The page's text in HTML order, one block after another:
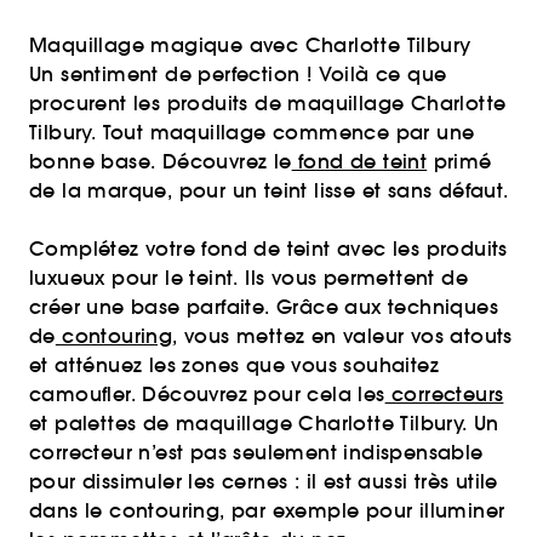
Maquillage magique avec Charlotte Tilbury
Un sentiment de perfection ! Voilà ce que
procurent les produits de maquillage Charlotte
Tilbury. Tout maquillage commence par une
bonne base. Découvrez le fond de teint primé
de la marque, pour un teint lisse et sans défaut.
Complétez votre fond de teint avec les produits
luxueux pour le teint. Ils vous permettent de
créer une base parfaite. Grâce aux techniques
de contouring, vous mettez en valeur vos atouts
et atténuez les zones que vous souhaitez
camoufler. Découvrez pour cela les correcteurs
et palettes de maquillage Charlotte Tilbury. Un
correcteur n’est pas seulement indispensable
pour dissimuler les cernes : il est aussi très utile
dans le contouring, par exemple pour illuminer